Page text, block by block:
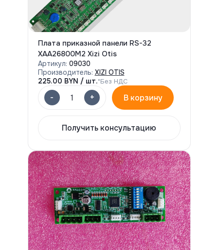
Плата приказной панели RS-32
XAA26800M2 Xizi Otis
Артикул: 09030
Производитель: XIZI OTIS
225.00 BYN / шт.*Без НДС
- 1 + В корзину
Получить консультацию